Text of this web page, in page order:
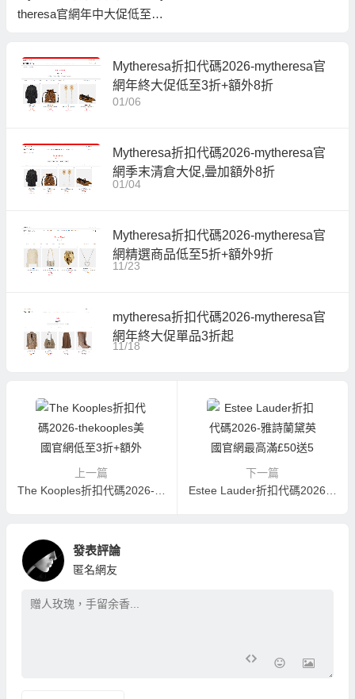
theresa官網年中大促低至3
Mytheresa折扣代碼2026-mytheresa官
網年終大促低至3折+額外8折
01/06
Mytheresa折扣代碼2026-mytheresa官
網季末清倉大促,曡加額外8折
01/04
Mytheresa折扣代碼2026-mytheresa官
網精選商品低至5折+額外9折
11/23
mytheresa折扣代碼2026-mytheresa官
網年終大促單品3折起
11/18
上一篇
The Kooples折扣代碼2026-thekooples美國官網低至3折+額外75折美境免郵
下一篇
Estee Lauder折扣代碼2026-雅詩蘭黛英國官網最高滿£50送5件套禮包
發表評論
匿名網友